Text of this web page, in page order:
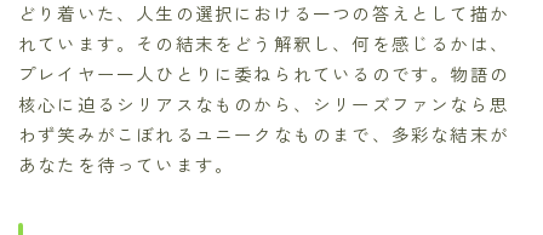
どり着いた、人生の選択における一つの答えとして描か
れています。その結末をどう解釈し、何を感じるかは、
プレイヤー一人ひとりに委ねられているのです。物語の
核心に迫るシリアスなものから、シリーズファンなら思
わず笑みがこぼれるユニークなものまで、多彩な結末が
あなたを待っています。